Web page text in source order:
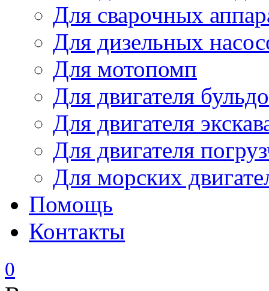
Для сварочных
Для дизельных
Для мотопомп
Для двигателя
Для двигателя
Для двигателя
Для морских
Помощь
Контакты
0